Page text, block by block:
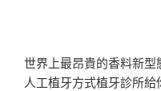
世界上最昂貴的香料新型
人工植牙方式植牙診所給